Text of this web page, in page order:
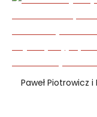
Paweł Piotrowicz